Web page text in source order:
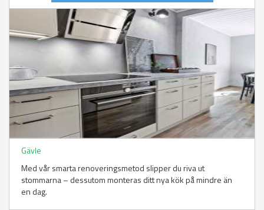
Gävle
Med vår smarta renoveringsmetod slipper du riva ut
stommarna – dessutom monteras ditt nya kök på mindre än
en dag.